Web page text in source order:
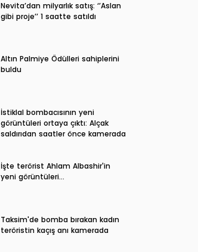
Nevita’dan milyarlık satış: ‘’Aslan
gibi proje’’ 1 saatte satıldı
Altın Palmiye Ödülleri sahiplerini
buldu
İstiklal bombacısının yeni
görüntüleri ortaya çıktı: Alçak
saldırıdan saatler önce kamerada
İşte terörist Ahlam Albashir'in
yeni görüntüleri…
Taksim'de bomba bırakan kadın
teröristin kaçış anı kamerada